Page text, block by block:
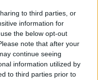
to third parties, or
information for
the below opt-out
note that after your
continue seeing
information utilized by
to third parties prior to
ba kerül. Próbálja
FT-ÉRT